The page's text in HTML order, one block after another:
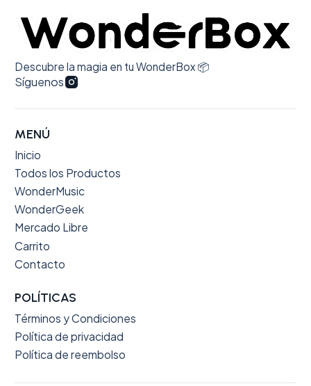
Descubre la magia en tu WonderBox 📦
Síguenos
MENÚ
Inicio
Todos los Productos
WonderMusic
WonderGeek
Mercado Libre
Carrito
Contacto
POLÍTICAS
Términos y Condiciones
Política de privacidad
Política de reembolso